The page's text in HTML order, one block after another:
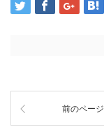
前のページ